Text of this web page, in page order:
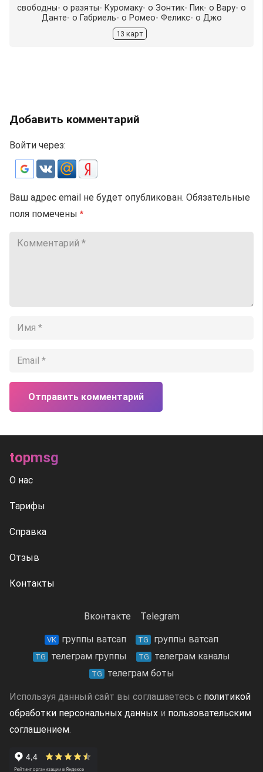
свободны- o разяты- Куромаку- o Зонтик- Пик- o Вару- o
Данте- o Габриель- o Ромео- Феликс- o Джо
13 карт
Добавить комментарий
Войти через:
Ваш адрес email не будет опубликован. Обязательные
поля помечены *
Отправить комментарий
topmsg
О нас
Тарифы
Справка
Отзыв
Контакты
Вконтакте Telegram
VK группы ватсап TG группы ватсап
TG телеграм группы TG телеграм каналы
TG телеграм боты
Используя данный сайт вы соглашаетесь с политикой
обработки персональных данных и пользовательским
соглашением.